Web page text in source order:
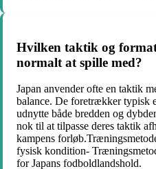
Hvilken taktik og
normalt at spille med?
Japan anvender ofte en taktik
balance. De foretrækker typisk
udnytte både bredden og
nok til at tilpasse deres taktik
kampens
fysisk kondition-
for Japans fodboldlandshold.